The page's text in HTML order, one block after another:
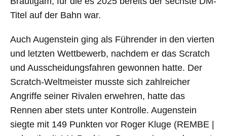
Titel auf der Bahn war.
Auch Augenstein ging als Führender in den vierten
und letzten Wettbewerb, nachdem er das Scratch
und Ausscheidungsfahren gewonnen hatte. Der
Scratch-Weltmeister musste sich zahlreicher
Angriffe seiner Rivalen erwehren, hatte das
Rennen aber stets unter Kontrolle. Augenstein
siegte mit 149 Punkten vor Roger Kluge (REMBE |